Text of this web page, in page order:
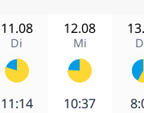
11.08
Di
11:14
12.08
Mi
10:37